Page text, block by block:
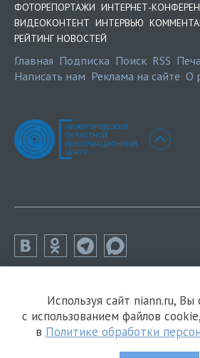
ФОТОРЕПОРТАЖИ ИНТЕРНЕТ-
ВИДЕОКОНТЕНТ ИНТЕРВЬЮ
РЕЙТИНГ НОВОСТЕЙ
Главная Подписка Поиск RSS
Написать нам Реклама на сайте О
Используя сайт niann.ru, Вы
с использованием файлов
в Политике обработки